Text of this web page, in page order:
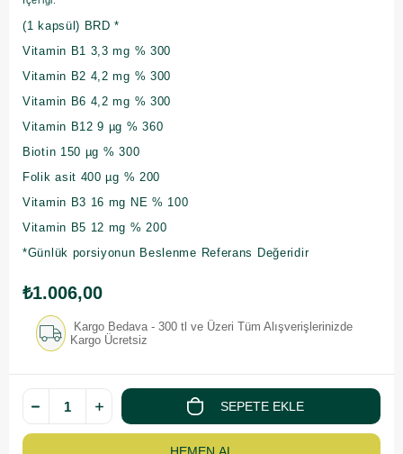
(1 kapsül) BRD *
Vitamin B1 3,3 mg % 300
Vitamin B2 4,2 mg % 300
Vitamin B6 4,2 mg % 300
Vitamin B12 9 µg % 360
Biotin 150 µg % 300
Folik asit 400 µg % 200
Vitamin B3 16 mg NE % 100
Vitamin B5 12 mg % 200
*Günlük porsiyonun Beslenme Referans Değeridir
₺1.006,00
Kargo Bedava - 300 tl ve Üzeri Tüm Alışverişlerinizde
Kargo Ücretsiz